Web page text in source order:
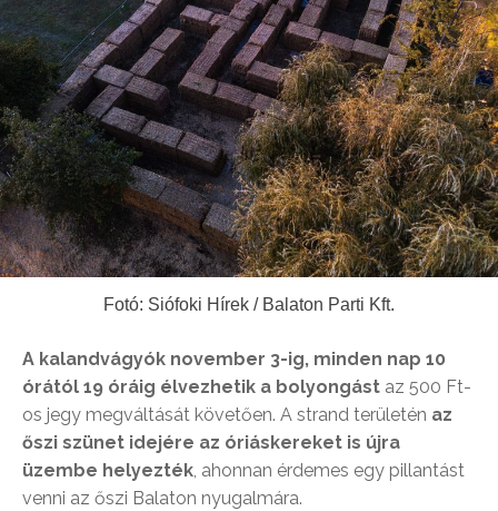
Fotó: Siófoki Hírek / Balaton Parti Kft.
A kalandvágyók november 3-ig, minden nap 10
órától 19 óráig élvezhetik a bolyongást az 500 Ft-
os jegy megváltását követően. A strand területén az
őszi szünet idejére az óriáskereket is újra
üzembe helyezték, ahonnan érdemes egy pillantást
venni az őszi Balaton nyugalmára.